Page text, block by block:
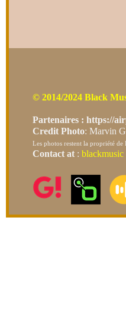
© 2014/2024 Black
Partenaires : https://
Credit Photo: Marvin
Les photos restent la propriété de
Contact at : blackmusic